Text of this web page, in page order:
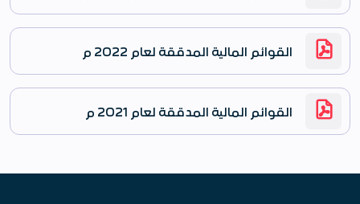
القوائم المالية المدققة لعام 2022 م
القوائم المالية المدققة لعام 2021 م